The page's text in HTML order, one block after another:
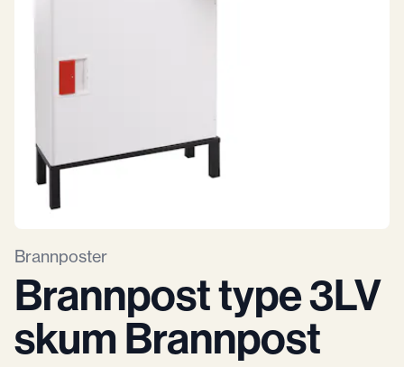
Brannposter
Brannpost type 3LV
skum Brannpost